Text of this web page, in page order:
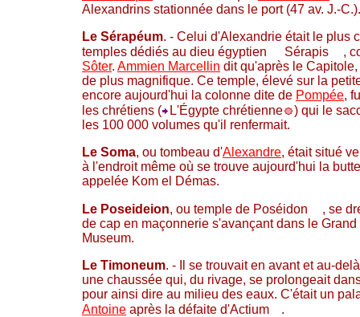
Alexandrins stationnée dans le port (47 av. J.-C.).
Le Sérapéum. - Celui d'Alexandrie était le plus
temples dédiés au dieu égyptien
Sérapis
,
Sôter. Ammien Marcellin dit qu'après le
de plus magnifique. Ce temple, élevé sur la
encore aujourd'hui la colonne dite de Pompée,
les chrétiens (
L'Égypte chrétienne
) qui le
les 100 000 volumes qu'il renfermait.
Le Soma, ou tombeau d'Alexandre, était situé
à l'endroit même où se trouve aujourd'hui la
appelée Kom el Démas.
Le Poseideion, ou temple de Poséidon
, se
de cap en maçonnerie s'avançant dans le
Museum.
Le Timoneum. - Il se trouvait en avant et au-
une chaussée qui, du rivage, se prolongeait
pour ainsi dire au milieu des eaux. C'était un
Antoine après la défaite d'Actium
.